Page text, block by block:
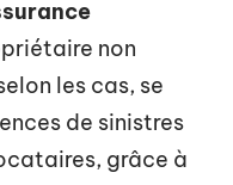
non
les cas, se
de sinistres
grâce à